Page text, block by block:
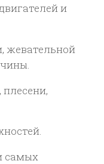
и
жевательной
самых